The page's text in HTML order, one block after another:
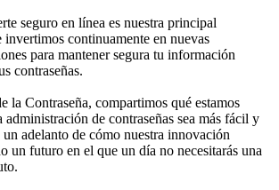
seguro en línea es nuestra principal
continuamente en nuevas
para mantener segura tu información
contraseñas.
la Contraseña, compartimos qué estamos
administración de contraseñas sea más fácil y
adelanto de cómo nuestra innovación
un futuro en el que un día no necesitarás una